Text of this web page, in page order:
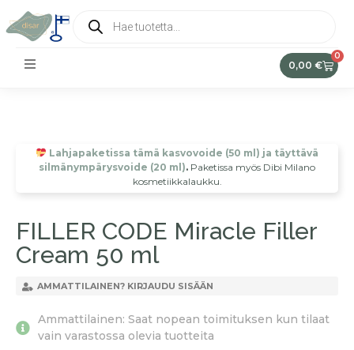
0,00 €
0
Lahjapaketissa tämä kasvovoide (50 ml) ja täyttävä
silmänympärysvoide (20 ml). Paketissa myös Dibi Milano
kosmetiikkalaukku.
FILLER CODE Miracle Filler
Cream 50 ml
AMMATTILAINEN? KIRJAUDU SISÄÄN
Ammattilainen: Saat nopean toimituksen kun tilaat
vain varastossa olevia tuotteita